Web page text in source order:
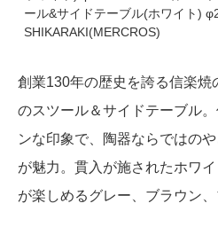
ール&サイドテーブル(ホワイト)
SHIKARAKI(MERCROS)
創業130年の歴史を誇る信楽焼
のスツール＆サイドテーブル
ンな印象で、陶器ならではの
が魅力。貫入が施されたホワ
が楽しめるグレー、ブラウン、